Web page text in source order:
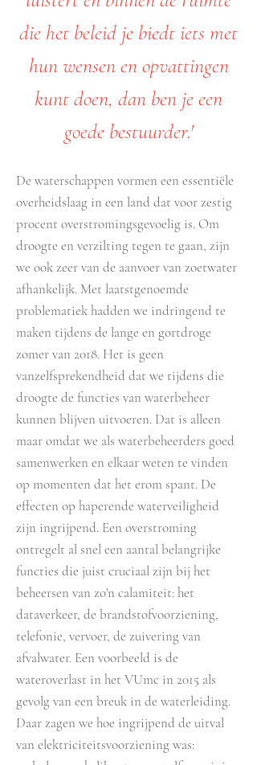
die het beleid je biedt iets met
hun wensen en opvattingen
kunt doen, dan ben je een
goede bestuurder.'
De waterschappen vormen een essentiële
overheidslaag in een land dat voor zestig
procent overstromingsgevoelig is. Om
droogte en verzilting tegen te gaan, zijn
we ook zeer van de aanvoer van zoetwater
afhankelijk. Met laatstgenoemde
problematiek hadden we indringend te
maken tijdens de lange en gortdroge
zomer van 2018. Het is geen
vanzelfsprekendheid dat we tijdens die
droogte de functies van waterbeheer
kunnen blijven uitvoeren. Dat is alleen
maar omdat we als waterbeheerders goed
samenwerken en elkaar weten te vinden
op momenten dat het erom spant. De
effecten op haperende waterveiligheid
zijn ingrijpend. Een overstroming
ontregelt al snel een aantal belangrijke
functies die juist cruciaal zijn bij het
beheersen van zo'n calamiteit: het
dataverkeer, de brandstofvoorziening,
telefonie, vervoer, de zuivering van
afvalwater. Een voorbeeld is de
wateroverlast in het VUmc in 2015 als
gevolg van een breuk in de waterleiding.
Daar zagen we hoe ingrijpend de uitval
van elektriciteitsvoorziening was: